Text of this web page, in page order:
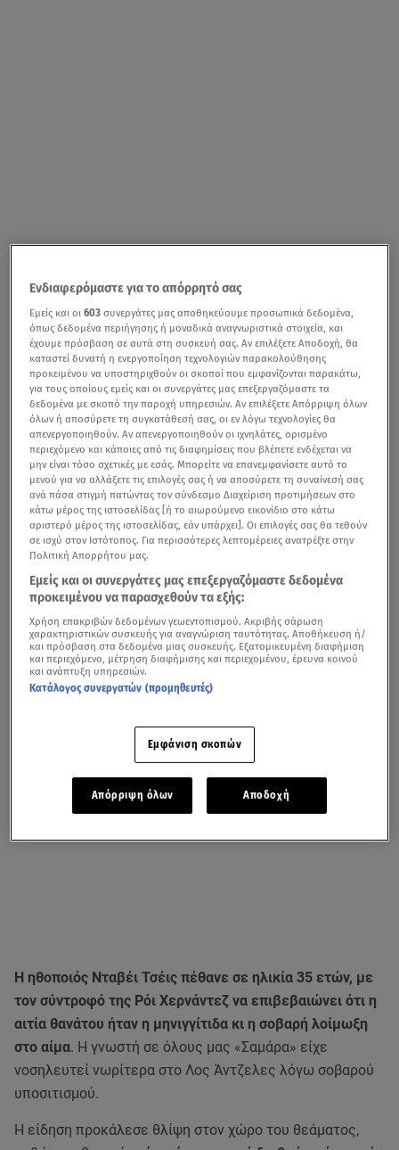
Η ηθοποιός Νταβέι Τσέις πέθανε σε ηλικία 35 ετών, με
τον σύντροφό της Ρόι Χερνάντεζ να επιβεβαιώνει ότι η
αιτία θανάτου ήταν η μηνιγγίτιδα κι η σοβαρή λοίμωξη
στο αίμα. Η γνωστή σε όλους μας «Σαμάρα» είχε
νοσηλευτεί νωρίτερα στο Λος Άντζελες λόγω σοβαρού
υποσιτισμού.
Η είδηση προκάλεσε θλίψη στον χώρο του θεάματος,
Ενδιαφερόμαστε για το απόρρητό σας
Εμείς και οι603 συνεργάτες μας αποθηκεύουμε προσωπικά δεδομένα,
όπως δεδομένα περιήγησης ή μοναδικά αναγνωριστικά στοιχεία, και
έχουμε πρόσβαση σε αυτά στη συσκευή σας. Αν επιλέξετε Αποδοχή, θα
καταστεί δυνατή η ενεργοποίηση τεχνολογιών παρακολούθησης
προκειμένου να υποστηριχθούν οι σκοποί που εμφανίζονται παρακάτω,
για τους οποίους εμείς και οι συνεργάτες μας επεξεργαζόμαστε τα
δεδομένα με σκοπό την παροχή υπηρεσιών. Αν επιλέξετε Απόρριψη όλων
όλων ή αποσύρετε τη συγκατάθεσή σας, οι εν λόγω τεχνολογίες θα
απενεργοποιηθούν. Αν απενεργοποιηθούν οι ιχνηλάτες, ορισμένο
περιεχόμενο και κάποιες από τις διαφημίσεις που βλέπετε ενδέχεται να
μην είναι τόσο σχετικές με εσάς. Μπορείτε να επανεμφανίσετε αυτό το
μενού για να αλλάξετε τις επιλογές σας ή να αποσύρετε τη συναίνεσή σας
ανά πάσα στιγμή πατώντας τον σύνδεσμο Διαχείριση προτιμήσεων στο
κάτω μέρος της ιστοσελίδας [ή το αιωρούμενο εικονίδιο στο κάτω
αριστερό μέρος της ιστοσελίδας, εάν υπάρχει]. Οι επιλογές σας θα τεθούν
σε ισχύ στον Ιστότοπος. Για περισσότερες λεπτομέρειες ανατρέξτε στην
Πολιτική Απορρήτου μας.
Εμείς και οι συνεργάτες μας επεξεργαζόμαστε δεδομένα
προκειμένου να παρασχεθούν τα εξής:
Χρήση επακριβών δεδομένων γεωεντοπισμού. Ακριβής σάρωση
χαρακτηριστικών συσκευής για αναγνώριση ταυτότητας. Αποθήκευση ή/
και πρόσβαση στα δεδομένα μιας συσκευής. Εξατομικευμένη διαφήμιση
και περιεχόμενο, μέτρηση διαφήμισης και περιεχομένου, έρευνα κοινού
και ανάπτυξη υπηρεσιών.
Κατάλογος συνεργατών (προμηθευτές)
Εμφάνιση σκοπών
Απόρριψη όλων Αποδοχή